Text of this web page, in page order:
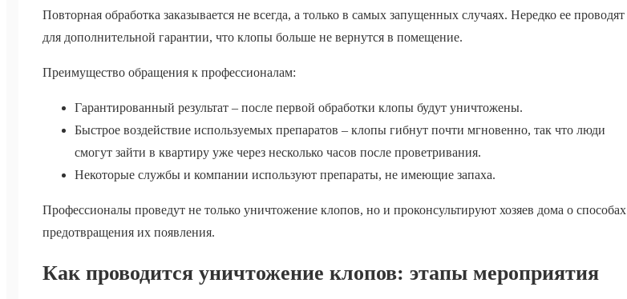
Повторная обработка заказывается не всегда, а только в самых запущенных случаях. Нередко ее проводят
для дополнительной гарантии, что клопы больше не вернутся в помещение.
Преимущество обращения к профессионалам:
Гарантированный результат – после первой обработки клопы будут уничтожены.
Быстрое воздействие используемых препаратов – клопы гибнут почти мгновенно, так что люди
смогут зайти в квартиру уже через несколько часов после проветривания.
Некоторые службы и компании используют препараты, не имеющие запаха.
Профессионалы проведут не только уничтожение клопов, но и проконсультируют хозяев дома о способах
предотвращения их появления.
Как проводится уничтожение клопов: этапы мероприятия